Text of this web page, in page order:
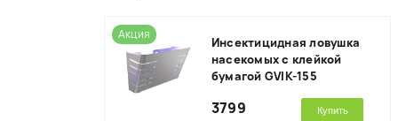
Акция
Инсектицидная ловушка
насекомых с клейкой
бумагой GVIK-155
3799
Купить